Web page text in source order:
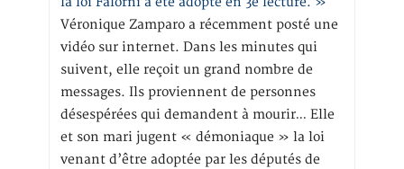
Véronique Zamparo a récemment posté une
vidéo sur internet. Dans les minutes qui
suivent, elle reçoit un grand nombre de
messages. Ils proviennent de personnes
désespérées qui demandent à mourir… Elle
et son mari jugent « démoniaque » la loi
venant d’être adoptée par les députés de